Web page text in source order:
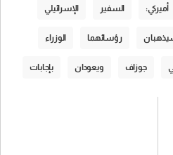
أميركي: السفير الإسرائيلي
رؤسائهما الوزراء
جوزاف ويعودان بإجابات